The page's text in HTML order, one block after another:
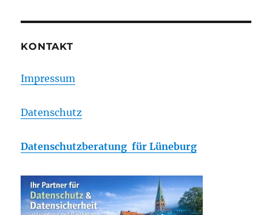
KONTAKT
Impressum
Datenschutz
Datenschutzberatung für Lüneburg